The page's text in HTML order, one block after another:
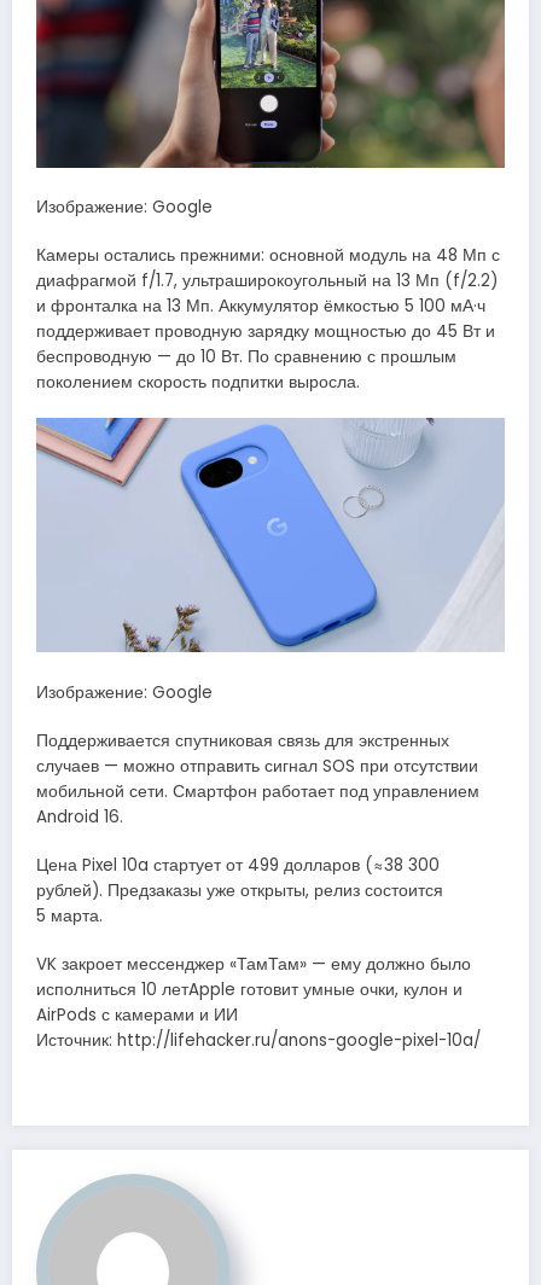
Изображение: Google
Камеры остались прежними: основной модуль на 48 Мп с
диафрагмой f/1.7, ультраширокоугольный на 13 Мп (f/2.2)
и фронталка на 13 Мп. Аккумулятор ёмкостью 5 100 мА·ч
поддерживает проводную зарядку мощностью до 45 Вт и
беспроводную — до 10 Вт. По сравнению с прошлым
поколением скорость подпитки выросла.
Изображение: Google
Поддерживается спутниковая связь для экстренных
случаев — можно отправить сигнал SOS при отсутствии
мобильной сети. Смартфон работает под управлением
Android 16.
Цена Pixel 10a стартует от 499 долларов (≈38 300
рублей). Предзаказы уже открыты, релиз состоится
5 марта.
VK закроет мессенджер «ТамТам» — ему должно было
исполниться 10 летApple готовит умные очки, кулон и
AirPods с камерами и ИИ
Источник: http://lifehacker.ru/anons-google-pixel-10a/